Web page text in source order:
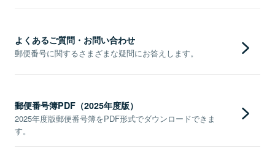
よくあるご質問・お問い合わせ
郵便番号に関するさまざまな疑問にお答えします。
郵便番号簿PDF（2025年度版）
2025年度版郵便番号簿をPDF形式でダウンロードできま
す。